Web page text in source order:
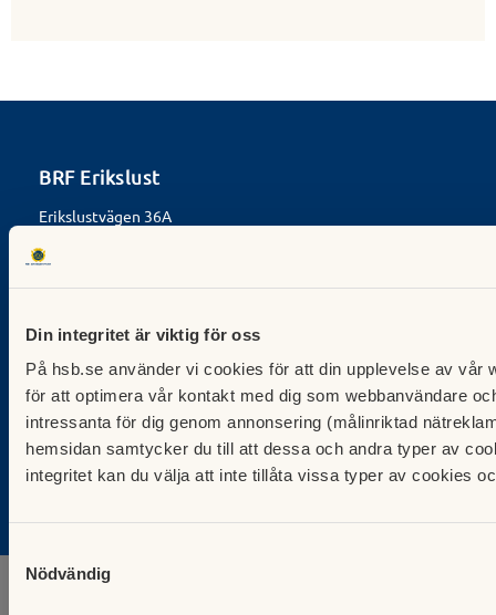
Din integritet är viktig för oss
På hsb.se använder vi cookies för att din upplevelse av
för att optimera vår kontakt med dig som webbanvändare
intressanta för dig genom annonsering (målinriktad
hemsidan samtycker du till att dessa och andra typer av
integritet kan du välja att inte tillåta vissa typer av cookies
Samtyckesval
Nödvändig
BRF Erikslust
Erikslustvägen 36A
info@brferikslust.se
Felanmälan: 040-630 62 50,
Jour: 040-93 12 70.
Drönarvideo av Stärnhusen från ovan. Upphovsperson:
Kristoffer Wolf
Besök HSB.se
Läs mer om cookies här
Cookieinställningar